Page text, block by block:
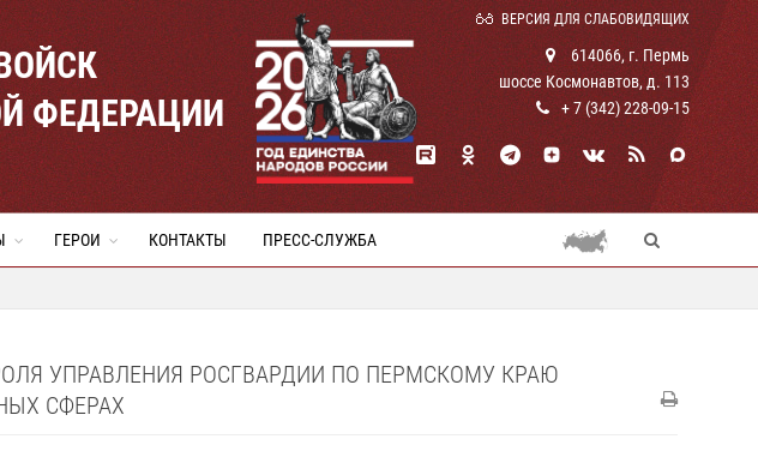
ВЕРСИЯ ДЛЯ СЛАБОВИДЯЩИХ
ФЕДЕРАЦИИ
614066, г. Пермь
шоссе Космонавтов, д. 113
+ 7 (342) 228-09-15
ГЕРОИ КОНТАКТЫ ПРЕСС-СЛУЖБА
УПРАВЛЕНИЯ РОСГВАРДИИ ПО ПЕРМСКОМУ КРАЮ
СФЕРАХ